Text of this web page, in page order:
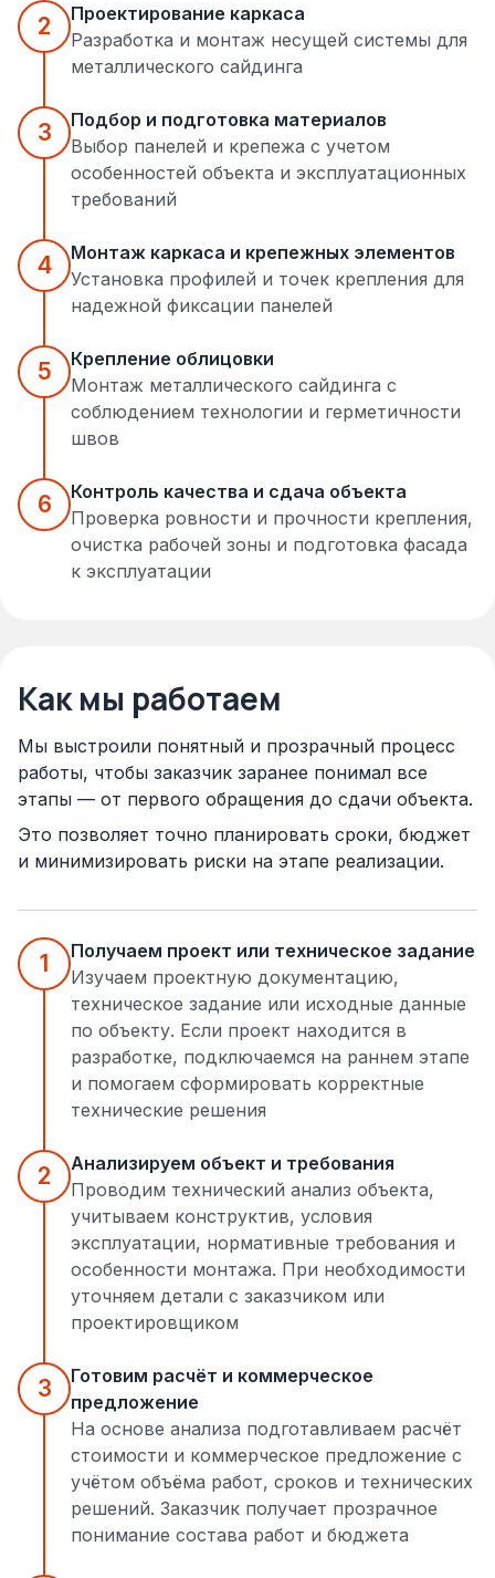
2
Проектирование каркаса
Разработка и монтаж несущей системы для
металлического сайдинга
3
Подбор и подготовка материалов
Выбор панелей и крепежа с учетом
особенностей объекта и эксплуатационных
требований
4
Монтаж каркаса и крепежных элементов
Установка профилей и точек крепления для
надежной фиксации панелей
5
Крепление облицовки
Монтаж металлического сайдинга с
соблюдением технологии и герметичности
швов
6
Контроль качества и сдача объекта
Проверка ровности и прочности крепления,
очистка рабочей зоны и подготовка фасада
к эксплуатации
Как мы работаем
Мы выстроили понятный и прозрачный процесс
работы, чтобы заказчик заранее понимал все
этапы — от первого обращения до сдачи объекта.
Это позволяет точно планировать сроки, бюджет
и минимизировать риски на этапе реализации.
1
Получаем проект или техническое задание
Изучаем проектную документацию,
техническое задание или исходные данные
по объекту. Если проект находится в
разработке, подключаемся на раннем этапе
и помогаем сформировать корректные
технические решения
2
Анализируем объект и требования
Проводим технический анализ объекта,
учитываем конструктив, условия
эксплуатации, нормативные требования и
особенности монтажа. При необходимости
уточняем детали с заказчиком или
проектировщиком
3
Готовим расчёт и коммерческое
предложение
На основе анализа подготавливаем расчёт
стоимости и коммерческое предложение с
учётом объёма работ, сроков и технических
решений. Заказчик получает прозрачное
понимание состава работ и бюджета